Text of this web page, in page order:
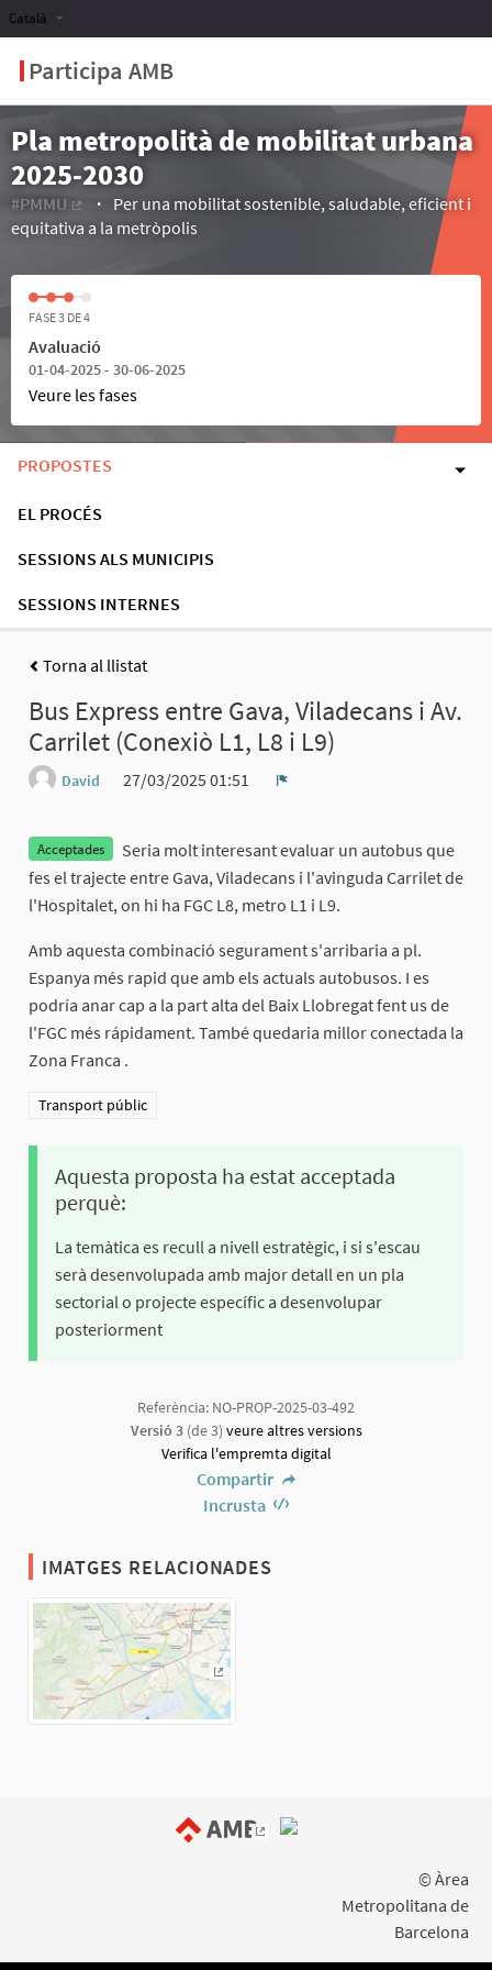
Participa AMB
Català
Pla metropolità de mobilitat urbana
2025-2030
#PMMU
(Enllaç extern)
Per una mobilitat sostenible, saludable, eficient i
equitativa a la metròpolis
FASE 3 DE 4
Avaluació
01-04-2025 - 30-06-2025
Veure les fases
PROPOSTES
EL PROCÉS
SESSIONS ALS MUNICIPIS
SESSIONS INTERNES
Torna al llistat
Bus Express entre Gava, Viladecans i Av.
Carrilet (Conexiò L1, L8 i L9)
David
27/03/2025 01:51
Acceptades
Seria molt interesant evaluar un autobus que
fes el trajecte entre Gava, Viladecans i l'avinguda Carrilet de
l'Hospitalet, on hi ha FGC L8, metro L1 i L9.
Amb aquesta combinació segurament s'arribaria a pl.
Espanya més rapid que amb els actuals autobusos. I es
podría anar cap a la part alta del Baix Llobregat fent us de
l'FGC més rápidament. També quedaria millor conectada la
Zona Franca .
Resultats al filtrar per la categoria: Transport públic
Transport públic
Aquesta proposta ha estat acceptada
perquè:
La temàtica es recull a nivell estratègic, i si s'escau
serà desenvolupada amb major detall en un pla
sectorial o projecte específic a desenvolupar
posteriorment
Referència: NO-PROP-2025-03-492
Versió 3(de 3) veure altres versions
Verifica l'empremta digital
Compartir
Incrusta
IMATGES RELACIONADES
(Enllaç extern)
© Àrea
Metropolitana de
Barcelona